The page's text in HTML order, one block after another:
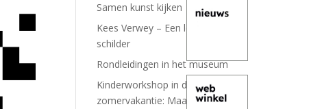
Samen kunst kijken
Kees Verwey – Een leven lang
schilder
Rondleidingen in het museum
Kinderworkshop in de
zomervakantie: Maak je eigen